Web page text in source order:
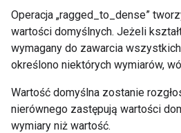
Operacja „ragged_to_dense”
wartości domyślnych. Jeżeli
wymagany do zawarcia
określono niektórych wymiarów,
Wartość domyślna zostanie
nierównego zastępują wartości
wymiary niż wartość.